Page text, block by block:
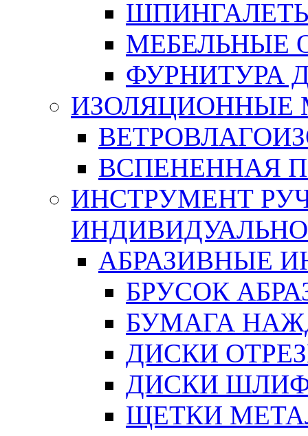
МЕБЕЛЬНЫЕ
ФУРНИТУРА
ИЗОЛЯЦИОННЫЕ
ВСПЕНЕННАЯ
ИНСТРУМЕНТ
АБРАЗИВНЫЕ
БРУСОК
БУМАГА
ДИСКИ
ДИСКИ
ЩЕТКИ